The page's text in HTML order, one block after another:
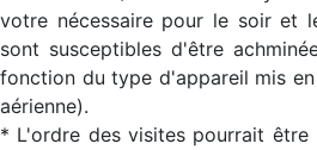
votre nécessaire pour le soir et
sont susceptibles d'être
fonction du type d'appareil mis
aérienne).
* L'ordre des visites pourrait être